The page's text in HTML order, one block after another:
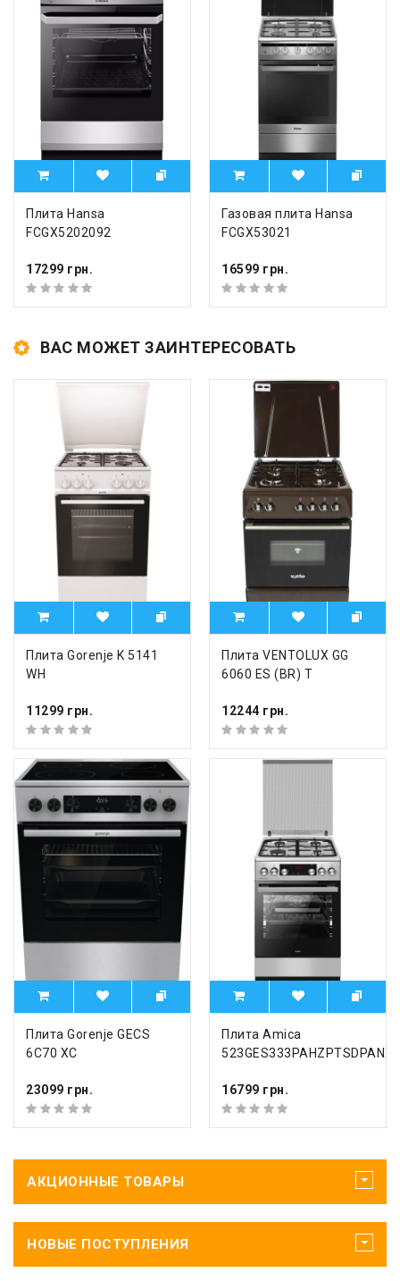
Плита Hansa
FCGX5202092
17299 грн.
Газовая плита Hansa
FCGX53021
16599 грн.
ВАС МОЖЕТ ЗАИНТЕРЕСОВАТЬ
Плита Gorenje K 5141
WH
11299 грн.
Плита VENTOLUX GG
6060 ES (BR) T
12244 грн.
Плита Gorenje GECS
6C70 XC
23099 грн.
Плита Amica
16799 грн.
АКЦИОННЫЕ ТОВАРЫ
НОВЫЕ ПОСТУПЛЕНИЯ